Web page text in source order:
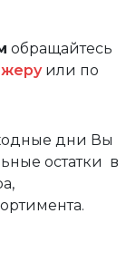
обращайтесь
или по
дни Вы
остатки в